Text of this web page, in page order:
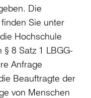
Die
Sie unter
Hochschule
8 Satz 1 LBGG-
Anfrage
Beauftragte der
von Menschen